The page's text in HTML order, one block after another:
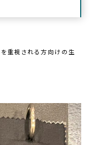
重視される方向けの生